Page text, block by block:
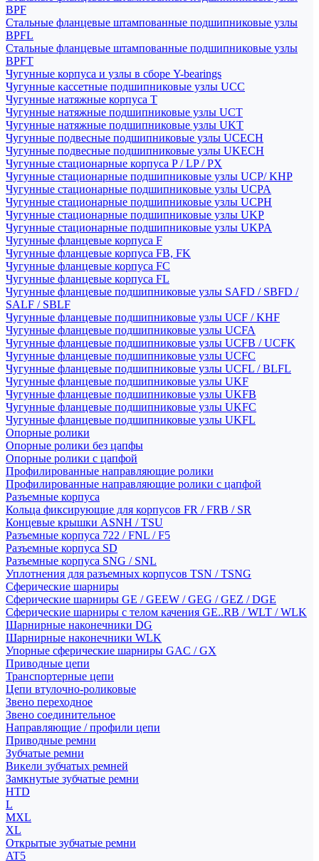
BPF
Стальные фланцевые штампованные подшипниковые узлы
BPFL
Стальные фланцевые штампованные подшипниковые узлы
BPFT
Чугунные корпуса и узлы в сборе Y-bearings
Чугунные кассетные подшипниковые узлы UCC
Чугунные натяжные корпуса T
Чугунные натяжные подшипниковые узлы UCT
Чугунные натяжные подшипниковые узлы UKT
Чугунные подвесные подшипниковые узлы UCECH
Чугунные подвесные подшипниковые узлы UKECH
Чугунные стационарные корпуса P / LP / PX
Чугунные стационарные подшипниковые узлы UCP/ KHP
Чугунные стационарные подшипниковые узлы UCPA
Чугунные стационарные подшипниковые узлы UCPH
Чугунные стационарные подшипниковые узлы UKP
Чугунные стационарные подшипниковые узлы UKPA
Чугунные фланцевые корпуса F
Чугунные фланцевые корпуса FB, FK
Чугунные фланцевые корпуса FC
Чугунные фланцевые корпуса FL
Чугунные фланцевые подшипниковые узлы SAFD / SBFD /
SALF / SBLF
Чугунные фланцевые подшипниковые узлы UCF / KHF
Чугунные фланцевые подшипниковые узлы UCFA
Чугунные фланцевые подшипниковые узлы UCFB / UCFK
Чугунные фланцевые подшипниковые узлы UCFC
Чугунные фланцевые подшипниковые узлы UCFL / BLFL
Чугунные фланцевые подшипниковые узлы UKF
Чугунные фланцевые подшипниковые узлы UKFB
Чугунные фланцевые подшипниковые узлы UKFC
Чугунные фланцевые подшипниковые узлы UKFL
Опорные ролики
Опорные ролики без цапфы
Опорные ролики с цапфой
Профилированные направляющие ролики
Профилированные направляющие ролики с цапфой
Разъемные корпуса
Кольца фиксирующие для корпусов FR / FRB / SR
Концевые крышки ASNH / TSU
Разъемные корпуса 722 / FNL / F5
Разъемные корпуса SD
Разъемные корпуса SNG / SNL
Уплотнения для разъемных корпусов TSN / TSNG
Сферические шарниры
Сферические шарниры GE / GEEW / GEG / GEZ / DGE
Сферические шарниры с телом качения GE..RB / WLT / WLK
Шарнирные наконечники DG
Шарнирные наконечники WLK
Упорные сферические шарниры GAC / GX
Приводные цепи
Транспортерные цепи
Цепи втулочно-роликовые
Звено переходное
Звено соединительное
Направляющие / профили цепи
Приводные ремни
Зубчатые ремни
Викели зубчатых ремней
Замкнутые зубчатые ремни
HTD
L
MXL
XL
Открытые зубчатые ремни
AT5